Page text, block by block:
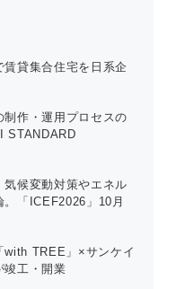
貸集合住宅を日系企
作・運用プロセスの
STANDARD
候変動対策やエネル
「ICEF2026」10月
with TREE」×サンケイ
竣工・開業